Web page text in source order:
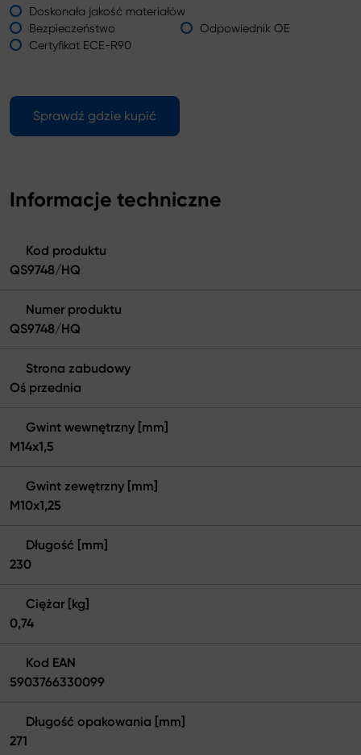
Doskonała jakość materiałów
Bezpieczeństwo
Odpowiednik OE
Certyfikat ECE-R90
Sprawdź gdzie kupić
Informacje techniczne
Kod produktu
QS9748/HQ
Numer produktu
QS9748/HQ
Strona zabudowy
Oś przednia
Gwint wewnętrzny [mm]
M14x1,5
Gwint zewętrzny [mm]
M10x1,25
Długość [mm]
230
Ciężar [kg]
0,74
Kod EAN
5903766330099
Długość opakowania [mm]
271